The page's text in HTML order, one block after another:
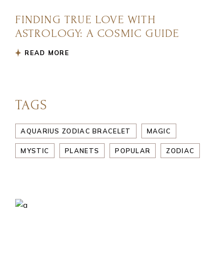
FINDING TRUE LOVE WITH
ASTROLOGY: A COSMIC GUIDE
READ MORE
TAGS
AQUARIUS ZODIAC BRACELET MAGIC
MYSTIC PLANETS POPULAR ZODIAC